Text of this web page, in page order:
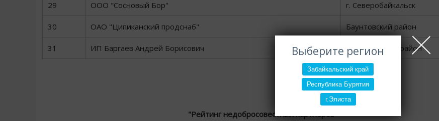
Выберите регион
Забайкальский край
Республика Бурятия
г.Элиста
29 ООО "Сосновый Бор" г. Северобайкальск
30 ОАО "Ципиканский продснаб" Баунтовский район
31 ИП Баргаев Андрей Борисович Кижингинский район
"Рейтинг недобросовестных партнеров"